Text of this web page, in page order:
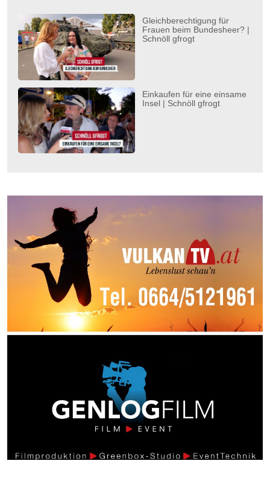
Gleichberechtigung für
Frauen beim Bundesheer? |
Schnöll gfrogt
Einkaufen für eine einsame
Insel | Schnöll gfrogt